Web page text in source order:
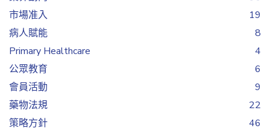
市場准入
19
病人賦能
8
Primary Healthcare
4
公眾教育
6
會員活動
9
藥物法規
22
策略方針
46